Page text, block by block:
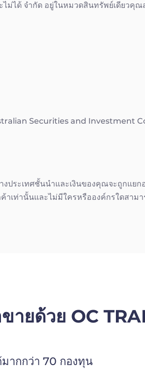
ด้ จำกัด อยู่ในหมวดสินทรัพย์เดียวคุณ
Securities and Investment
ประเทศชั้นนำและเงินของคุณจะถูกแยก
าเท่านั้นและไม่มีใครหรือองค์กรใดสา
ายด้วย OC
ากกว่า 70 กองทุน